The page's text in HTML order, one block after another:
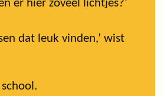
er hier zoveel lichtjes?’
dat leuk vinden,’ wist